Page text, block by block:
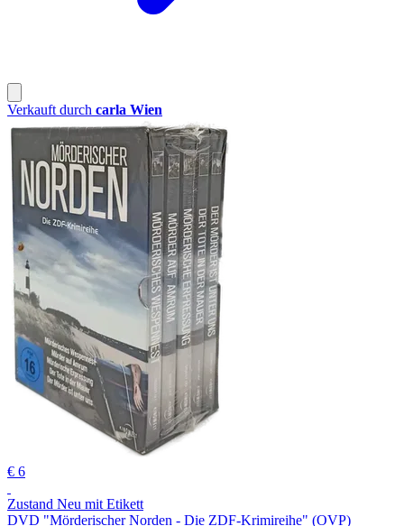
Verkauft durch carla Wien
€ 6
Zustand Neu mit Etikett
DVD "Mörderischer Norden - Die ZDF-Krimireihe" (OVP)